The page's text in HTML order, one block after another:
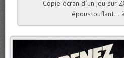
Copie écran d’un jeu sur
époustouflant…